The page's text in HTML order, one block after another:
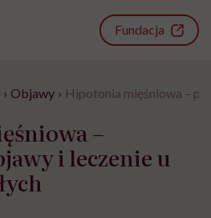
Fundacja
› Objawy › Hipotonia mięśniowa –
–
i leczenie u